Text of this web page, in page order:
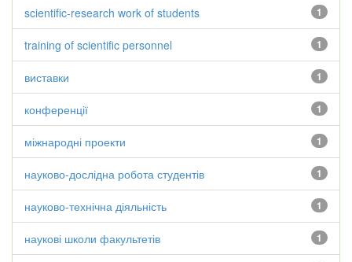
1
scientific-research work of students
1
training of scientific personnel
1
виставки
1
конференції
1
міжнародні проекти
1
науково-дослідна робота студентів
1
науково-технічна діяльність
1
наукові школи факультетів